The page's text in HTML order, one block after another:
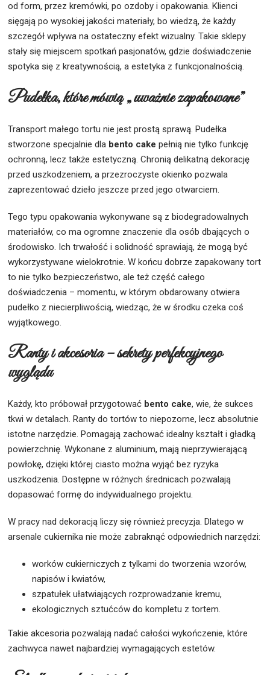
od form, przez kremówki, po ozdoby i opakowania. Klienci
sięgają po wysokiej jakości materiały, bo wiedzą, że każdy
szczegół wpływa na ostateczny efekt wizualny. Takie sklepy
stały się miejscem spotkań pasjonatów, gdzie doświadczenie
spotyka się z kreatywnością, a estetyka z funkcjonalnością.
Pudełka, które mówią „uważnie zapakowane”
Transport małego tortu nie jest prostą sprawą. Pudełka
stworzone specjalnie dla bento cake pełnią nie tylko funkcję
ochronną, lecz także estetyczną. Chronią delikatną dekorację
przed uszkodzeniem, a przezroczyste okienko pozwala
zaprezentować dzieło jeszcze przed jego otwarciem.
Tego typu opakowania wykonywane są z biodegradowalnych
materiałów, co ma ogromne znaczenie dla osób dbających o
środowisko. Ich trwałość i solidność sprawiają, że mogą być
wykorzystywane wielokrotnie. W końcu dobrze zapakowany tort
to nie tylko bezpieczeństwo, ale też część całego
doświadczenia – momentu, w którym obdarowany otwiera
pudełko z niecierpliwością, wiedząc, że w środku czeka coś
wyjątkowego.
Ranty i akcesoria – sekrety perfekcyjnego
wyglądu
Każdy, kto próbował przygotować bento cake, wie, że sukces
tkwi w detalach. Ranty do tortów to niepozorne, lecz absolutnie
istotne narzędzie. Pomagają zachować idealny kształt i gładką
powierzchnię. Wykonane z aluminium, mają nieprzywierającą
powłokę, dzięki której ciasto można wyjąć bez ryzyka
uszkodzenia. Dostępne w różnych średnicach pozwalają
dopasować formę do indywidualnego projektu.
W pracy nad dekoracją liczy się również precyzja. Dlatego w
arsenale cukiernika nie może zabraknąć odpowiednich narzędzi:
worków cukierniczych z tylkami do tworzenia wzorów,
napisów i kwiatów,
szpatułek ułatwiających rozprowadzanie kremu,
ekologicznych sztućców do kompletu z tortem.
Takie akcesoria pozwalają nadać całości wykończenie, które
zachwyca nawet najbardziej wymagających estetów.